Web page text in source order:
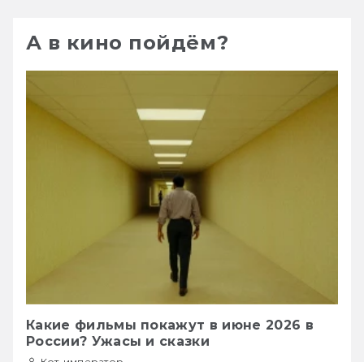
А в кино пойдём?
Какие фильмы покажут в июне 2026 в
России? Ужасы и сказки